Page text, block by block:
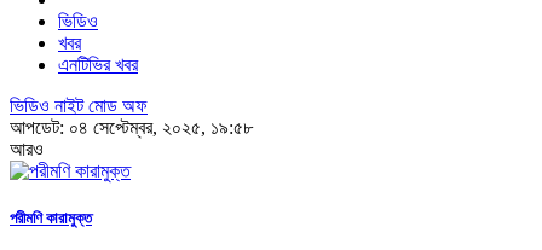
ভিডিও
খবর
এনটিভির খবর
ভিডিও নাইট মোড অফ
আপডেট: ০৪ সেপ্টেম্বর, ২০২৫, ১৯:৫৮
আরও
পরীমণি কারামুক্ত